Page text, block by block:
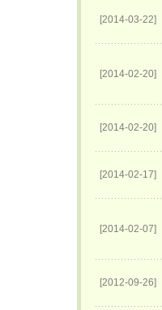
[2014-03-22]
[2014-02-20]
[2014-02-20]
[2014-02-17]
[2014-02-07]
[2012-09-26]